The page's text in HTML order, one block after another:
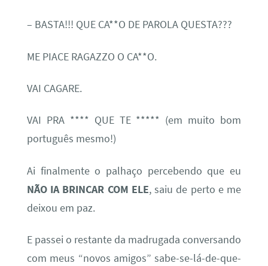
– BASTA!!! QUE CA**O DE PAROLA QUESTA???
ME PIACE RAGAZZO O CA**O.
VAI CAGARE.
VAI PRA **** QUE TE ***** (em muito bom
português mesmo!)
Ai finalmente o palhaço percebendo que eu
NÃO IA BRINCAR COM ELE, saiu de perto e me
deixou em paz.
E passei o restante da madrugada conversando
com meus “novos amigos” sabe-se-lá-de-que-